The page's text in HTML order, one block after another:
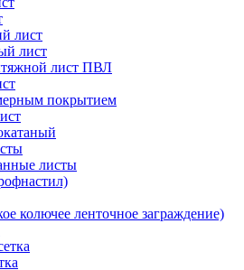
лист
лист
лист ПВЛ
покрытием
листы
колючее ленточное заграждение)